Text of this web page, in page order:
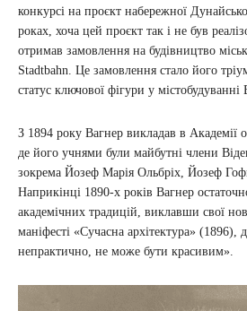
конкурсі на проєкт набережної
роках, хоча цей проєкт так і не був
отримав замовлення на будівництво
Stadtbahn. Це замовлення стало його
статус ключової фігури у містобудуванні
З 1894 року Вагнер викладав в Академії
де його учнями були майбутні члени
зокрема Йозеф Марія Ольбріх, Йозеф
Наприкінці 1890-х років Вагнер
академічних традицій, виклавши свої
маніфесті «Сучасна архітектура»
непрактично, не може бути красивим».